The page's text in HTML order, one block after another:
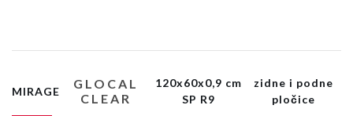
MIRAGE
GLOCAL
CLEAR
120x60x0,9 cm
SP R9
zidne i podne
pločice